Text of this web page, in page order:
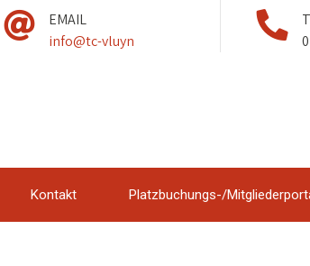
EMAIL
info@tc-vluyn
Kontakt Platzbuchungs-/